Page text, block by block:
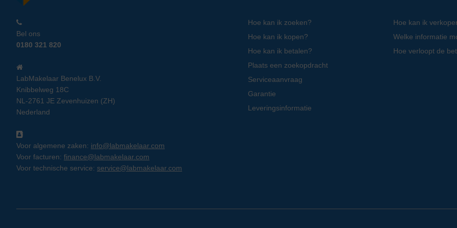
Bel ons
0180 321 820
LabMakelaar Benelux B.V.
Knibbelweg 18C
NL-2761 JE Zevenhuizen (ZH)
Nederland
Voor algemene zaken: info@labmakelaar.com
Voor facturen: finance@labmakelaar.com
Voor technische service: service@labmakelaar.com
Hoe kan ik zoeken?
Hoe kan ik kopen?
Hoe kan ik betalen?
Plaats een zoekopdracht
Serviceaanvraag
Garantie
Leveringsinformatie
Hoe kan ik
Welke informatie
Hoe verloopt de